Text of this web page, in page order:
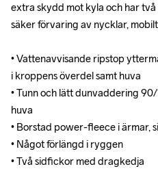
extra skydd mot kyla och har
säker förvaring av nycklar,
• Vattenavvisande ripstop
i kroppens överdel samt huva
• Tunn och lätt dunvaddering
huva
• Borstad power-fleece i ärmar,
• Något förlängd i ryggen
• Två sidfickor med dragkedja
extra skydd mot kyla och har
säker förvaring av nycklar,
• Vattenavvisande ripstop
i kroppens överdel samt huva
• Tunn och lätt dunvaddering
huva
• Borstad power-fleece i ärmar,
• Något förlängd i ryggen
• Två sidfickor med dragkedja